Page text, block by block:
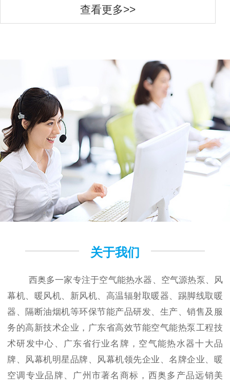
查看更多>>
关于我们
西奥多一家专注于空气能热水器、空气源热泵、风
幕机、暖风机、新风机、高温辐射取暖器、踢脚线取暖
器、隔断油烟机等环保节能产品研发、生产、销售及服
务的高新技术企业，广东省高效节能空气能热泵工程技
术研发中心、广东省行业名牌，空气能热水器十大品
牌、风幕机明星品牌、风幕机领先企业、名牌企业、暖
空调专业品牌、广州市著名商标，西奥多产品远销美